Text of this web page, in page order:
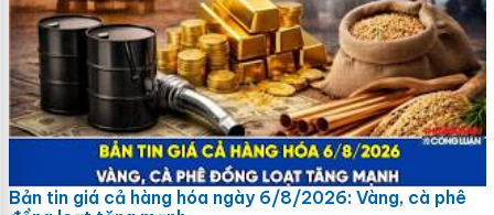
Bản tin giá cả hàng hóa ngày 6/8/2026: Vàng, cà phê